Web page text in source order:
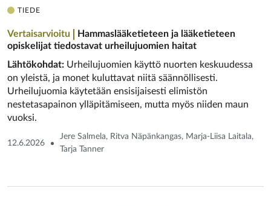
TIEDE
Vertaisarvioitu
Hammaslääketieteen ja lääketieteen
opiskelijat tiedostavat urheilu­juomien haitat
Lähtökohdat: Urheilujuomien käyttö nuorten keskuudessa
on yleistä, ja monet kuluttavat niitä säännöllisesti.
Urheilujuomia käytetään ensisijaisesti elimistön
nestetasapainon ylläpitämiseen, mutta myös niiden maun
vuoksi.
12.6.2026
Jere Salmela, Ritva Näpänkangas, Marja-Liisa Laitala,
Tarja Tanner